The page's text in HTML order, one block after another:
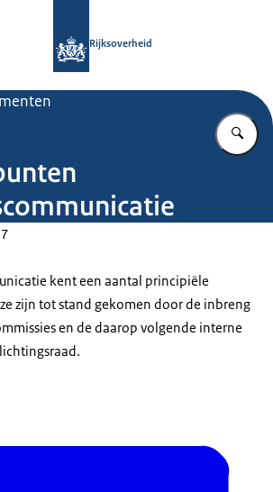
Rijksoverheid
kent een aantal principiële
zijn tot stand gekomen door de inbreng
en de daarop volgende interne